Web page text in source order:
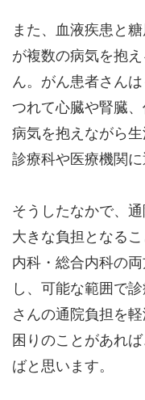
また、血液疾患と
が複数の病気を抱
ん。がん患者さん
つれて心臓や腎臓
病気を抱えながら
診療科や医療機関
そうしたなかで、
大きな負担となる
内科・総合内科の
し、可能な範囲で
さんの通院負担を
困りのことがあれ
ばと思います。